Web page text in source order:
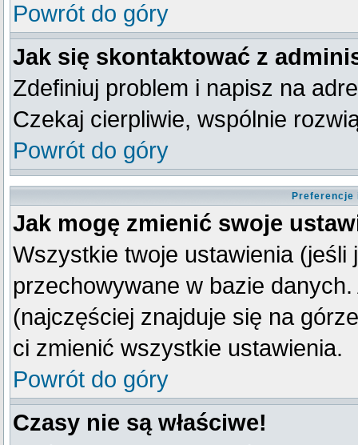
Powrót do góry
Jak się skontaktować z
Zdefiniuj problem i napisz na
Czekaj cierpliwie, wspólnie
Powrót do góry
Preferencje
Jak mogę zmienić swoje
Wszystkie twoje ustawienia
przechowywane w bazie
(najczęściej znajduje się na
ci zmienić wszystkie ustawienia.
Powrót do góry
Czasy nie są właściwe!